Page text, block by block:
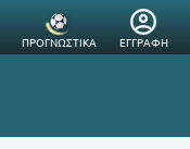
ΠΡΟΓΝΩΣΤΙΚΑ ΕΓΓΡΑΦΗ